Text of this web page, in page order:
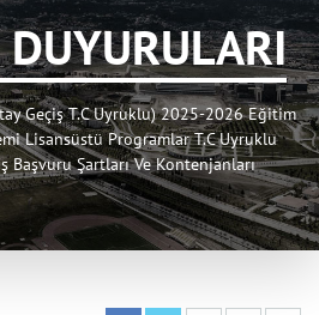
DUYURULARI
Geçiş T.C Uyruklu) 2025-2026 Eğitim
Lisansüstü Programlar T.C Uyruklu
Başvuru Şartları Ve Kontenjanları